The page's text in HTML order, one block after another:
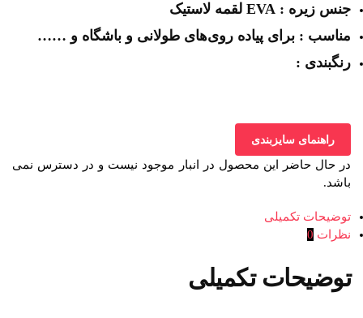
جنس زیره : EVA لقمه لاستیک
مناسب : برای پیاده روی‌های طولانی و باشگاه و ……
رنگبندی :
راهنمای سایزبندی
در حال حاضر این محصول در انبار موجود نیست و در دسترس نمی
باشد.
توضیحات تکمیلی
نظرات 0
توضیحات تکمیلی